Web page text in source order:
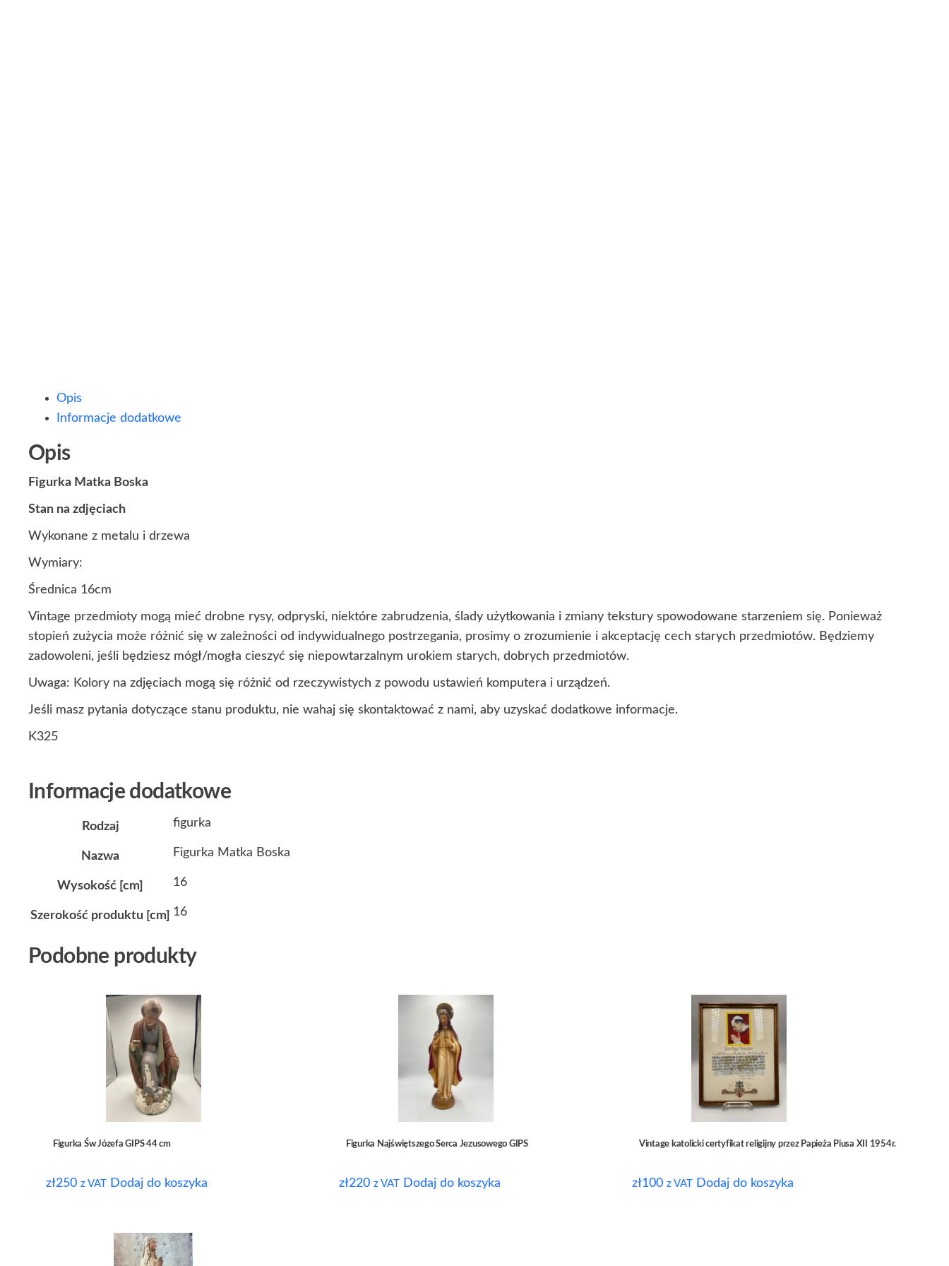
Opis
Informacje dodatkowe
Opis
Figurka Matka Boska
Stan na zdjęciach
Wykonane z metalu i drzewa
Wymiary:
Średnica 16cm
Vintage przedmioty mogą mieć drobne rysy, odpryski, niektóre zabrudzenia, ślady użytkowania i zmiany tekstury spowodowane starzeniem się. Ponieważ
stopień zużycia może różnić się w zależności od indywidualnego postrzegania, prosimy o zrozumienie i akceptację cech starych przedmiotów. Będziemy
zadowoleni, jeśli będziesz mógł/mogła cieszyć się niepowtarzalnym urokiem starych, dobrych przedmiotów.
Uwaga: Kolory na zdjęciach mogą się różnić od rzeczywistych z powodu ustawień komputera i urządzeń.
Jeśli masz pytania dotyczące stanu produktu, nie wahaj się skontaktować z nami, aby uzyskać dodatkowe informacje.
K325
Informacje dodatkowe
Rodzaj figurka
Nazwa Figurka Matka Boska
Wysokość [cm] 16
Szerokość produktu [cm] 16
Podobne produkty
Figurka Św Józefa GIPS 44 cm
zł250 z VAT Dodaj do koszyka
Figurka Najświętszego Serca Jezusowego GIPS
zł220 z VAT Dodaj do koszyka
Vintage katolicki certyfikat religijny przez Papieża Piusa XII 1954r.
zł100 z VAT Dodaj do koszyka